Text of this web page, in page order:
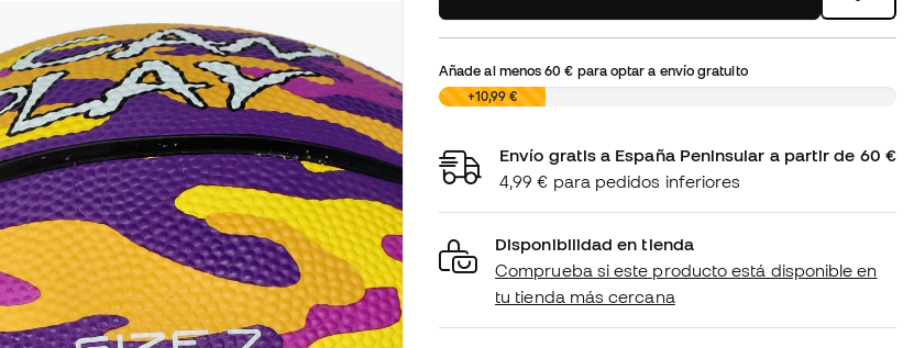
Añade al menos60 € para optar a envío gratuito
0,00 €+10,99 €
Envío gratis a España Peninsular a partir de 60 €
4,99 € para pedidos inferiores
Disponibilidad en tienda
Comprueba si este producto está disponible en
tu tienda más cercana